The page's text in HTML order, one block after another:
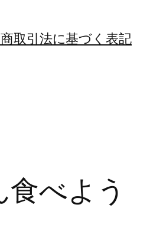
取引法に基づく表記
べよう